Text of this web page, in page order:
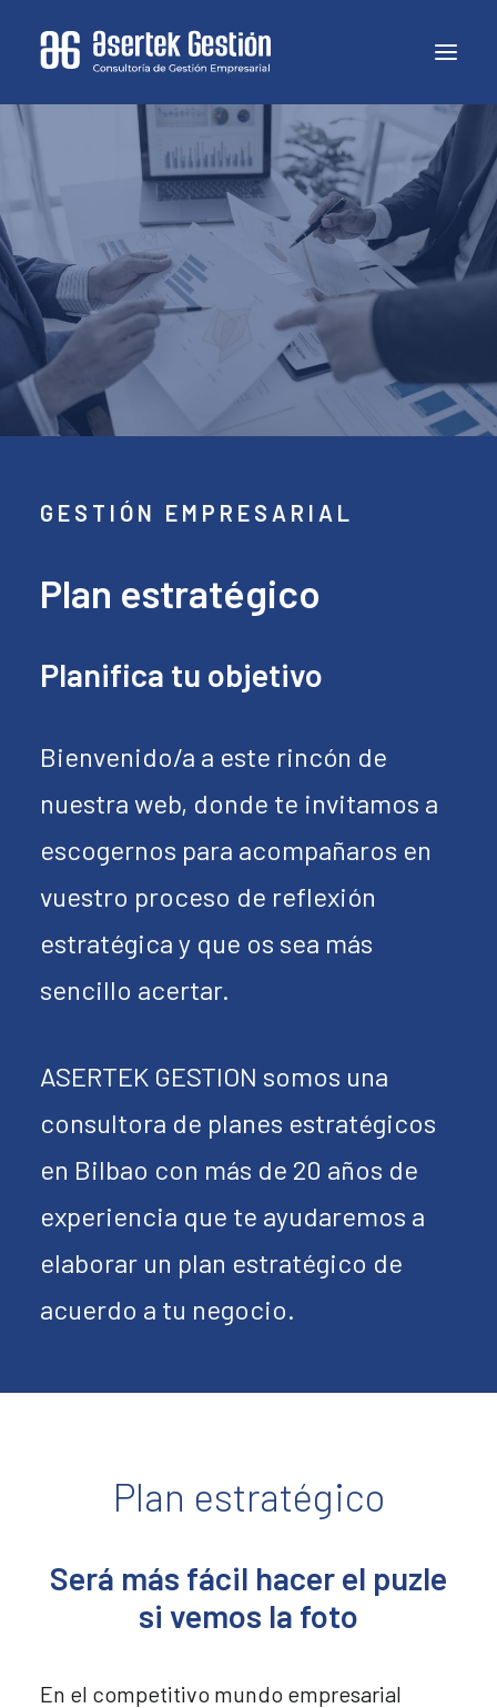
GESTIÓN EMPRESARIAL
Plan estratégico
Planifica tu objetivo
Bienvenido/a a este rincón de
nuestra web, donde te invitamos a
escogernos para acompañaros en
vuestro proceso de reflexión
estratégica y que os sea más
sencillo acertar.
ASERTEK GESTION somos una
consultora de planes estratégicos
en Bilbao con más de 20 años de
experiencia que te ayudaremos a
elaborar un plan estratégico de
acuerdo a tu negocio.
Plan estratégico
Será más fácil hacer el puzle
si vemos la foto
En el competitivo mundo empresarial